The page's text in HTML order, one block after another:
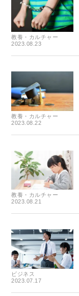
教養・カルチャー
2023.08.23
教養・カルチャー
2023.08.22
教養・カルチャー
2023.08.21
ビジネス
2023.07.17